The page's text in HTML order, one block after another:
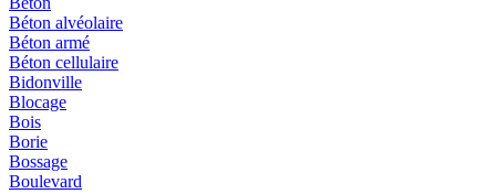
Béton alvéolaire
Béton armé
Béton cellulaire
Bidonville
Blocage
Bois
Borie
Bossage
Boulevard